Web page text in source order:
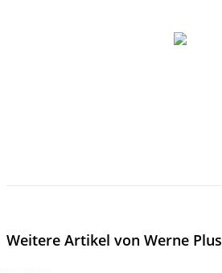
Weitere Artikel von Werne Plus